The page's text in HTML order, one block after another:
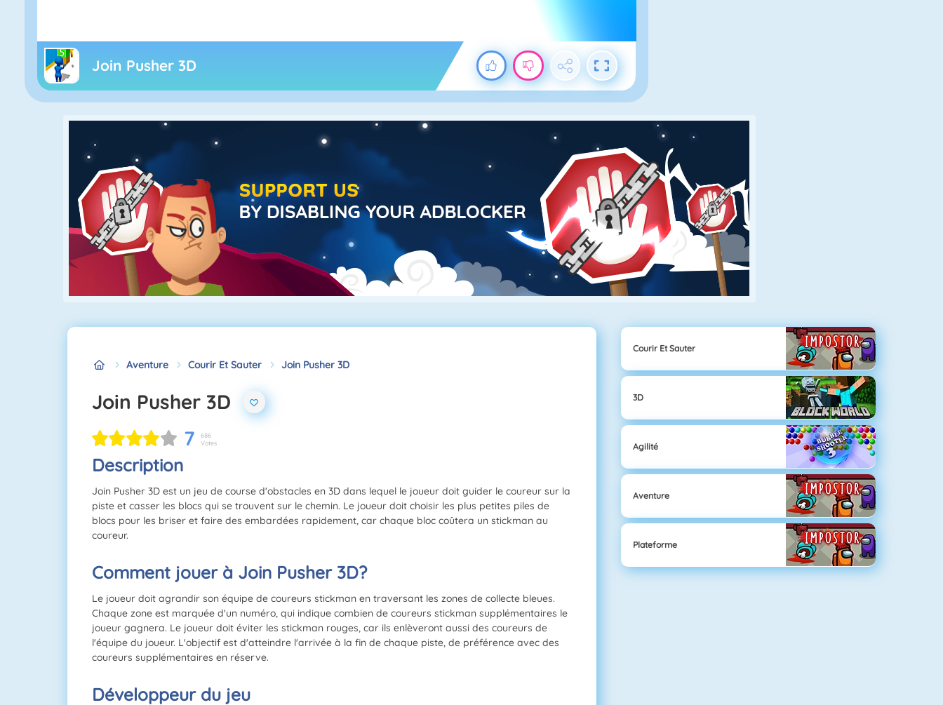
Join Pusher 3D
Aventure Courir Et Sauter Join Pusher 3D
Join Pusher 3D
7
686
Votes
Description
Join Pusher 3D est un jeu de course d'obstacles en 3D dans lequel le joueur doit guider le coureur sur la
piste et casser les blocs qui se trouvent sur le chemin. Le joueur doit choisir les plus petites piles de
blocs pour les briser et faire des embardées rapidement, car chaque bloc coûtera un stickman au
coureur.
Comment jouer à Join Pusher 3D?
Le joueur doit agrandir son équipe de coureurs stickman en traversant les zones de collecte bleues.
Chaque zone est marquée d'un numéro, qui indique combien de coureurs stickman supplémentaires le
joueur gagnera. Le joueur doit éviter les stickman rouges, car ils enlèveront aussi des coureurs de
l'équipe du joueur. L'objectif est d'atteindre l'arrivée à la fin de chaque piste, de préférence avec des
coureurs supplémentaires en réserve.
Développeur du jeu
Courir Et Sauter
3D
Agilité
Aventure
Plateforme